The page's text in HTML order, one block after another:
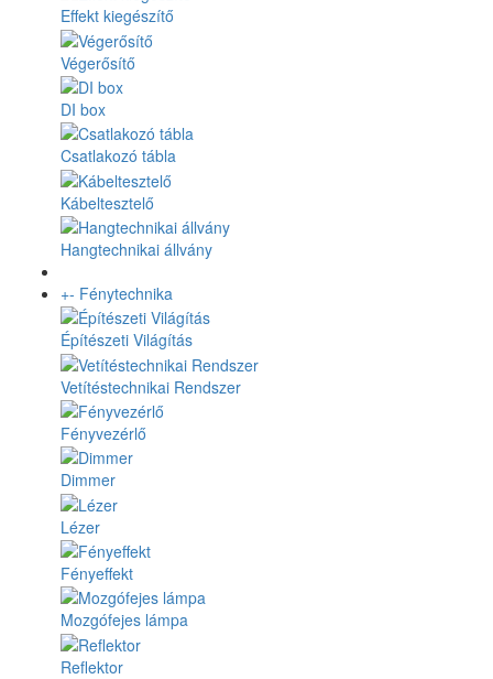
Effekt kiegészítő
Végerősítő
DI box
Csatlakozó tábla
Kábeltesztelő
Hangtechnikai állvány
+- Fénytechnika
Építészeti Világítás
Vetítéstechnikai Rendszer
Fényvezérlő
Dimmer
Lézer
Fényeffekt
Mozgófejes lámpa
Reflektor